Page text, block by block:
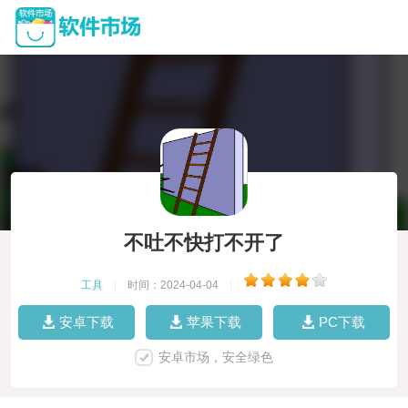
不吐不快打不开了
工具 时间：2024-04-04
安卓下载 苹果下载 PC下载
安卓市场，安全绿色